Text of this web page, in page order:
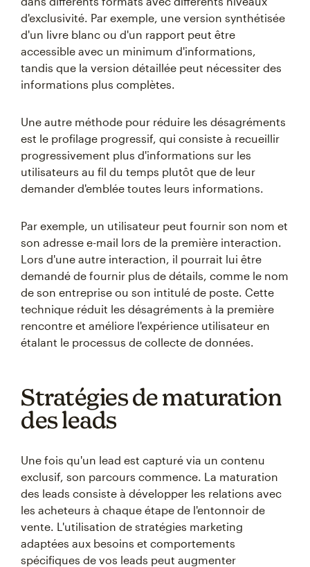
d'exclusivité. Par exemple, une version synthétisée
d'un livre blanc ou d'un rapport peut être
accessible avec un minimum d'informations,
tandis que la version détaillée peut nécessiter des
informations plus complètes.
Une autre méthode pour réduire les désagréments
est le profilage progressif, qui consiste à recueillir
progressivement plus d'informations sur les
utilisateurs au fil du temps plutôt que de leur
demander d'emblée toutes leurs informations.
Par exemple, un utilisateur peut fournir son nom et
son adresse e-mail lors de la première interaction.
Lors d'une autre interaction, il pourrait lui être
demandé de fournir plus de détails, comme le nom
de son entreprise ou son intitulé de poste. Cette
technique réduit les désagréments à la première
rencontre et améliore l'expérience utilisateur en
étalant le processus de collecte de données.
Stratégies de maturation
des leads
Une fois qu'un lead est capturé via un contenu
exclusif, son parcours commence. La maturation
des leads consiste à développer les relations avec
les acheteurs à chaque étape de l'entonnoir de
vente. L'utilisation de stratégies marketing
adaptées aux besoins et comportements
spécifiques de vos leads peut augmenter